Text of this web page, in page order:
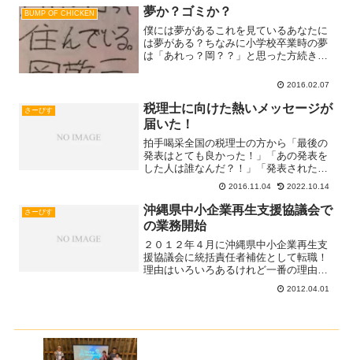
降臨クエストテンションがRead more...
BUMP OF CHICKEN 夢か？ゴミか？
僕には夢があるこれを見ているあなたに
は夢がある？ちなみに小学校卒業時の夢
は「あれっ？岡？？」と思った方続きは
歌詞の一つがこちら♪BUNP OF
化して はや幾星Read more...
2016.02.07
さーびす
税理士に向けた熱いメッセージが
届いた！
拍手喝采全国の税理士の方から「最後の
発表はとても良かった！」「あの発表を
した人は誰なんだ？！」「発表された意
見のとおりだ！」「根拠づけもしっかり
している！」「あれを一人でまとめた
の？！」「一番良かった！」「眠気が吹
き飛んだ！」と素敵な意見もRead
more...
2016.11.04 2022.10.14
さーびす
沖縄県中小企業再生支援協議会で
の業務開始
２０１２年４月に沖縄県中小企業再生支
援協議会に統括責任者補佐として転職！
理由はいろいろあるけれど一番の理由は
日本経済の縁の下の力持ちが中小企業で
あるのに順調な会社だけではなく 経営
2012.04.01